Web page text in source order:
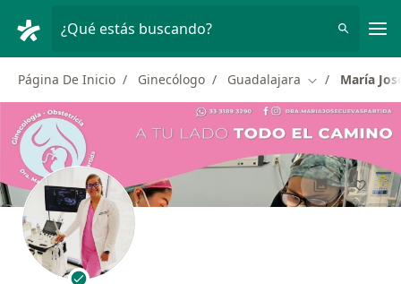
¿Qué estás buscando?
Página De Inicio Ginecólogo Guadalajara Cambiar de
María